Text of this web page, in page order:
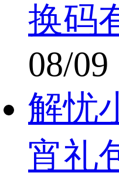
换码
08/09
解忧
宵礼